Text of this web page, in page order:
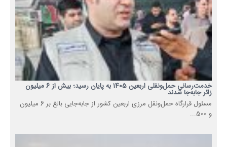
خدمت‌رسانی حمل‌ونقلی اربعین 1405 به پایان رسید؛ بیش از 6 میلیون
زائر جابه‌جا شدند
مسئول قرارگاه حمل‌ونقل مرزی اربعین کشور از جابه‌جایی بالغ بر 6 میلیون
و 500...